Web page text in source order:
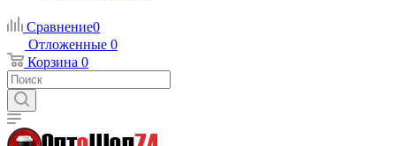
Сравнение0
Отложенные 0
Корзина 0